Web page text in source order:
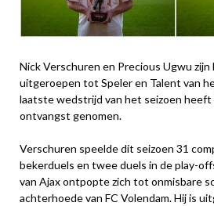
Nick Verschuren en Precious Ugwu zijn
uitgeroepen tot Speler en Talent van
laatste wedstrijd van het seizoen
ontvangst genomen.
Verschuren speelde dit seizoen 31
bekerduels en twee duels in de play-
van Ajax ontpopte zich tot onmisbare
achterhoede van FC Volendam. Hij is